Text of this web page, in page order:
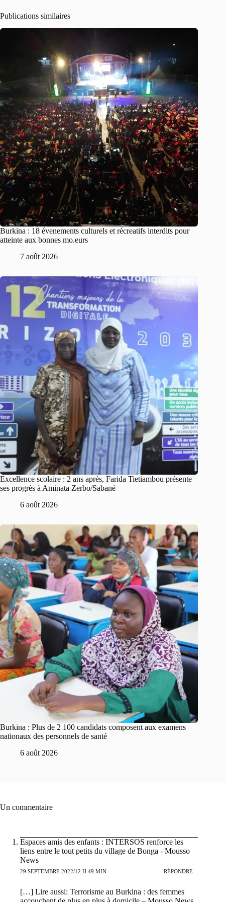
Publications similaires
Burkina : 18 évenements culturels et récreatifs interdits pour
atteinte aux bonnes mo.eurs
7 août 2026
Excellence scolaire : 2 ans après, Farida Tietiambou présente
ses progrès à Aminata Zerbo/Sabané
6 août 2026
Burkina : Plus de 2 100 candidats composent aux examens
nationaux des personnels de santé
6 août 2026
Un commentaire
Espaces amis des enfants : INTERSOS renforce les
liens entre le tout petits du village de Bonga - Mousso
News
29 SEPTEMBRE 2022/12 H 49 MIN RÉPONDRE
[…] Lire aussi: Terrorisme au Burkina : des femmes